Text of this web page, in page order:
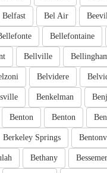
Bel Air
Belfast
Bellefontaine
Bellville
Belvidere
Benkelman
Benton
Benton
Berkeley Springs
Bessemer
Bethany